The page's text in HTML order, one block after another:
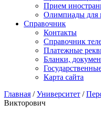
Прием
Олимпиады для
Справочник
Контакты
Справочник
Платежные
Бланки,
Карта сайта
Главная /Университет /
Викторович